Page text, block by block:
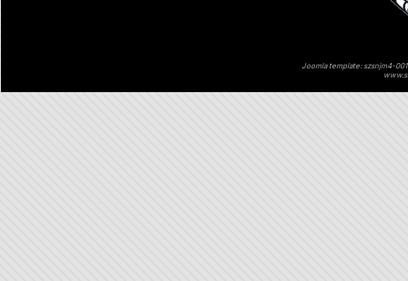
Joomla template: szsnjm4-